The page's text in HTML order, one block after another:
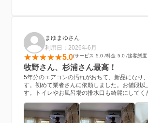
まゆまゆさん
利用日：2026年6月
5.0 サービス 5.0 料金 5.0 接客態度
牧野さん、杉浦さん最高！
5年分のエアコンの汚れがおちて、新品になり
す。初めて業者さんに依頼しました。お値段以
す。トイレやお風呂場の排水口も綺麗にしてく
ても和やかな人柄でした。丁寧な仕事ぶりも
お願いしたいです。宜しくお願いいたします。